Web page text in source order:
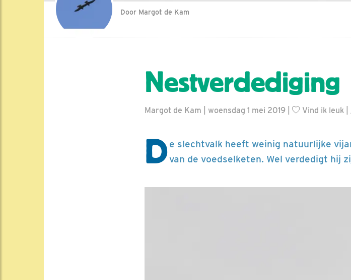
Door Margot de Kam
Nestverdediging
Margot de Kam | woensdag 1 mei 2019 | Vind ik leuk
De slechtvalk heeft weinig natuurlijke
van de voedselketen. Wel verdedigt hij